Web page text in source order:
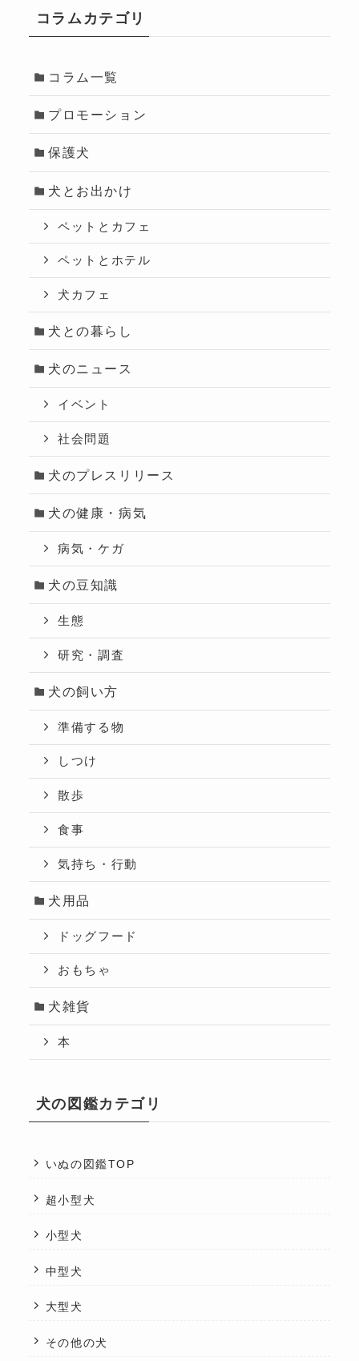
コラムカテゴリ
コラム一覧
プロモーション
保護犬
犬とお出かけ
ペットとカフェ
ペットとホテル
犬カフェ
犬との暮らし
犬のニュース
イベント
社会問題
犬のプレスリリース
犬の健康・病気
病気・ケガ
犬の豆知識
生態
研究・調査
犬の飼い方
準備する物
しつけ
散歩
食事
気持ち・行動
犬用品
ドッグフード
おもちゃ
犬雑貨
本
犬の図鑑カテゴリ
いぬの図鑑TOP
超小型犬
小型犬
中型犬
大型犬
その他の犬